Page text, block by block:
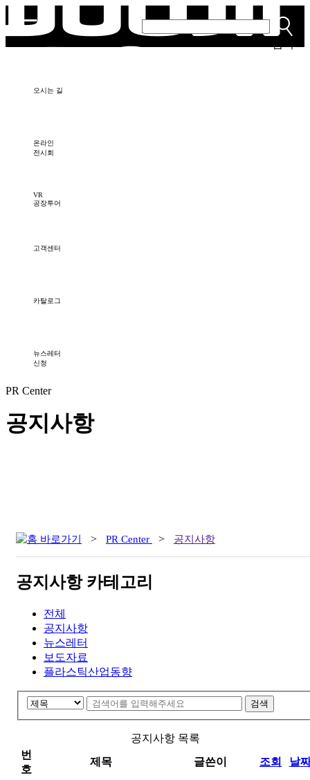
오시는 길
온라인
전시회
VR
공장투어
고객센터
카탈로그
뉴스레터
신청
PR Center
공지사항
> PR Center > 공지사항
공지사항 카테고리
전체
공지사항
뉴스레터
보도자료
플라스틱산업동향
공지사항 목록
번
호
제목 글쓴이 조회 날